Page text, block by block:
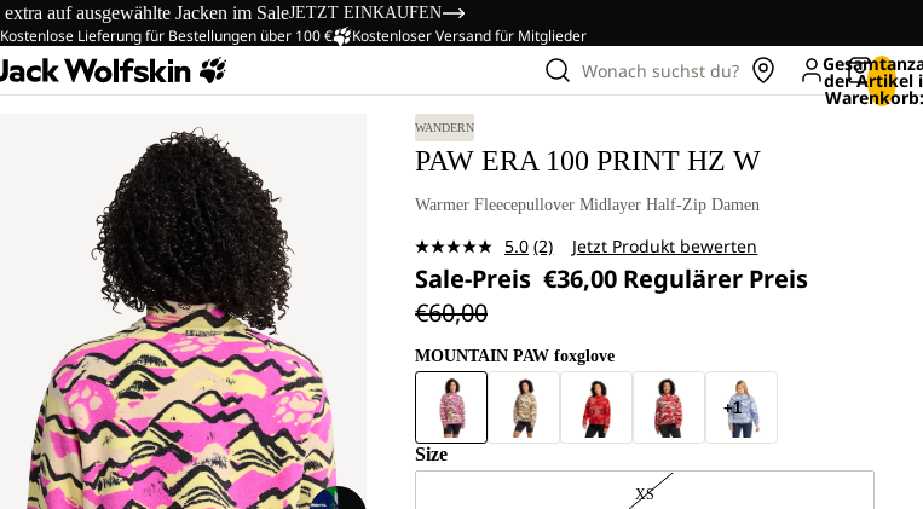
extra auf ausgewählte Jacken im SaleJETZT EINKAUFEN
Kostenlose Lieferung für Bestellungen über 100 € Kostenloser Versand für Mitglieder
Wonach suchst du? der Artikel
WANDERN
PAW ERA 100 PRINT HZ W
Warmer Fleecepullover Midlayer Half-Zip Damen
5.0 2
Bewertungen
lesen.
derselben
Seite.
(2) Jetzt Produkt bewerten
Sale-Preis €36,00 Regulärer Preis
€60,00
MOUNTAIN PAW foxglove
+1
Size
XS